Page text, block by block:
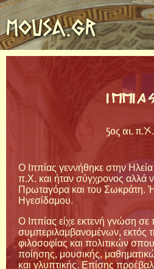
MOUSA.GR
5ος αι. π.Χ.
Ο Ιππίας γεννήθηκε στην
π.Χ. και ήταν σύγχρονος αλλά
Πρωταγόρα και του Σωκράτη.
Ηγεσίδαμου.
Ο Ιππίας είχε εκτενή γνώση σε
συμπεριλαμβανομένων, εκτός
φιλοσοφίας και πολιτικών
ποίησης, μουσικής,
και γλυπτικής. Επίσης